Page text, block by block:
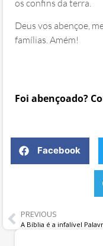
os confins da terra.
Deus vos abençoe,
famílias. Amém!
Foi abençoado?
Facebook
PREVIOUS